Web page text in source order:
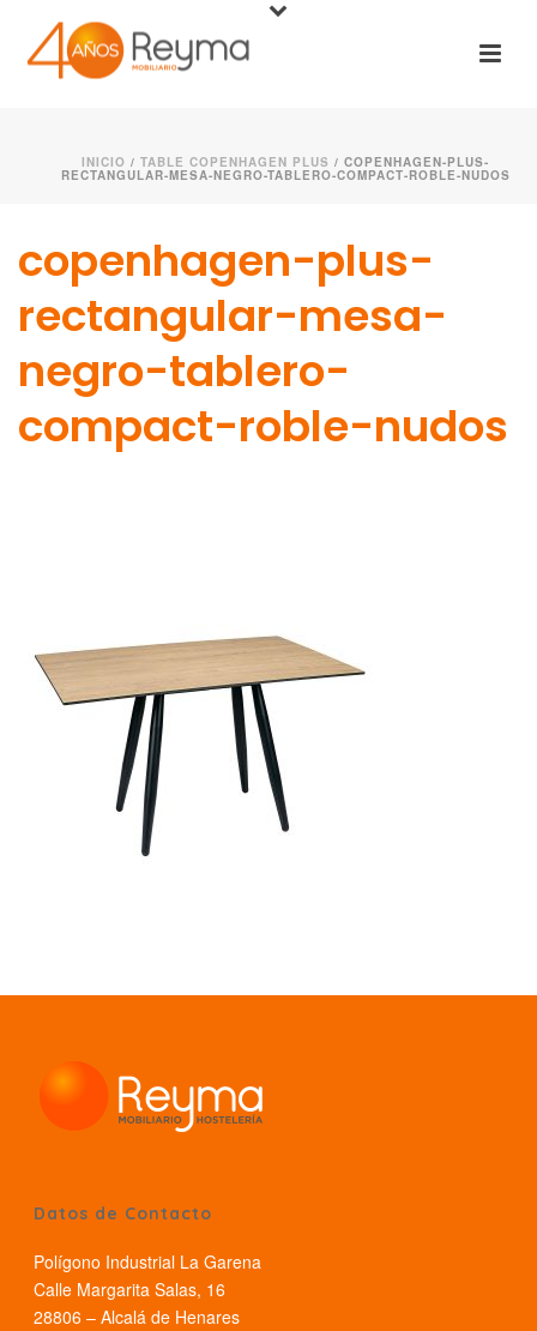
INICIO / TABLE COPENHAGEN PLUS / COPENHAGEN-PLUS-
RECTANGULAR-MESA-NEGRO-TABLERO-COMPACT-ROBLE-NUDOS
copenhagen-plus-
rectangular-mesa-
negro-tablero-
compact-roble-nudos
Datos de Contacto
Polígono Industrial La Garena
Calle Margarita Salas, 16
28806 – Alcalá de Henares